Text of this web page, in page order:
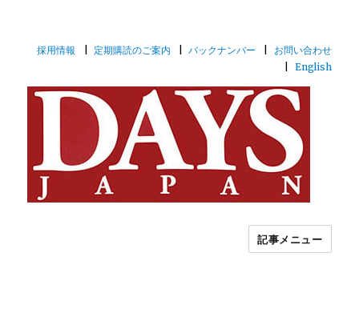
採用情報 定期購読のご案内 バックナンバー
お問い合わせ
English
世界を視るフォトジャーナリズム月刊
記事メニュー